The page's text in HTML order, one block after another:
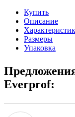
Купить
Описание
Размеры
Упаковка
Everprof: